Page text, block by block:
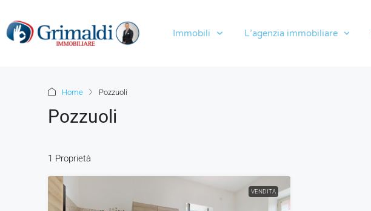
Immobili L’agenzia immobiliare
Home Pozzuoli
Pozzuoli
1 Proprietà
VENDITA